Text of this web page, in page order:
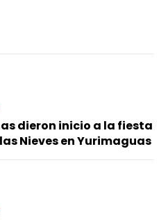
dieron inicio a la fiesta
Nieves en Yurimaguas